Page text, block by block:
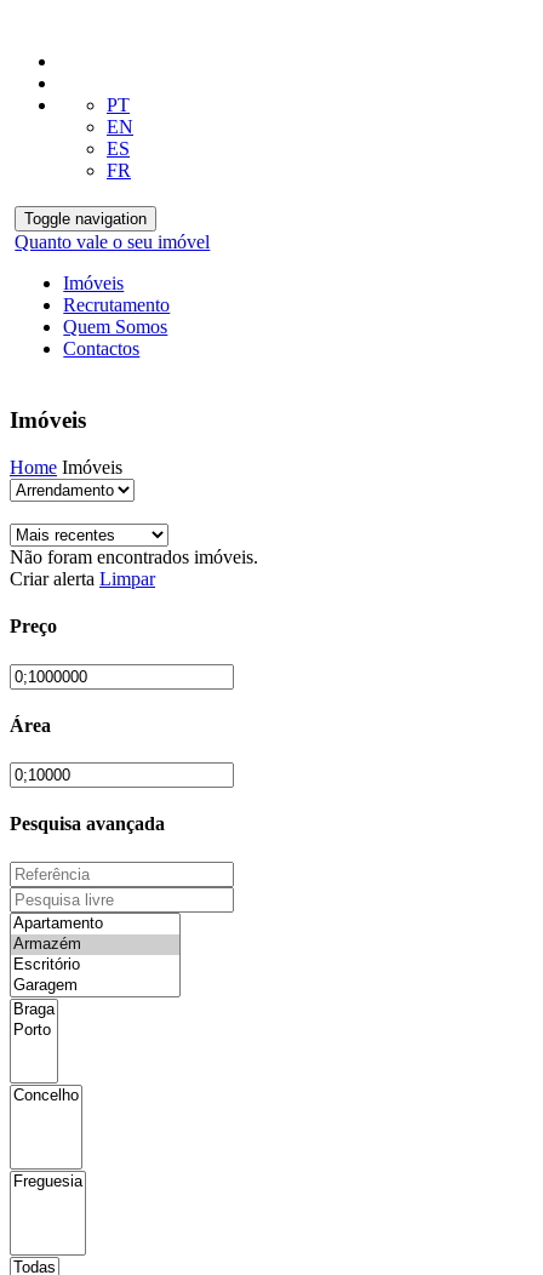
PT
EN
ES
FR
Toggle navigation
Quanto vale o seu imóvel
Imóveis
Recrutamento
Quem Somos
Contactos
Imóveis
Home Imóveis
Não foram encontrados imóveis.
Criar alerta Limpar
Preço
Área
Pesquisa avançada